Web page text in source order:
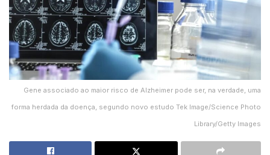
Gene associado ao maior risco de Alzheimer pode ser, na verdade, uma
forma herdada da doença, segundo novo estudo Tek Image/Science Photo
Library/Getty Images